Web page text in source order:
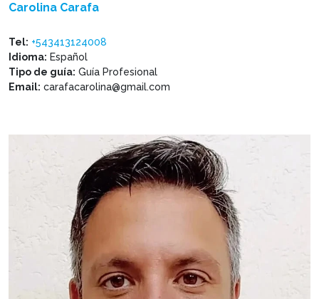
Carolina Carafa
Tel: +543413124008
Idioma: Español
Tipo de guía: Guía Profesional
Email: carafacarolina@gmail.com